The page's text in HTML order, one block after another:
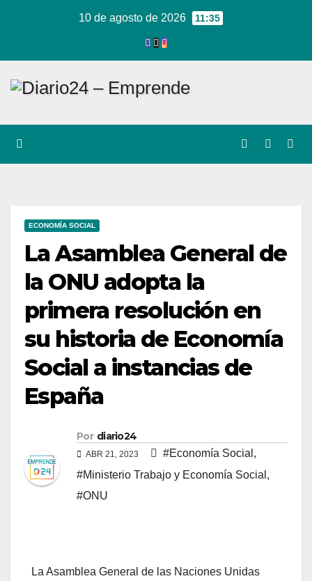
10 de agosto de 2026 11:35
ECONOMÍA SOCIAL
La Asamblea General de
la ONU adopta la
primera resolución en
su historia de Economía
Social a instancias de
España
Por diario24
ABR 21, 2023 #Economía Social ,
#Ministerio Trabajo y Economía Social ,
#ONU
La Asamblea General de las Naciones Unidas